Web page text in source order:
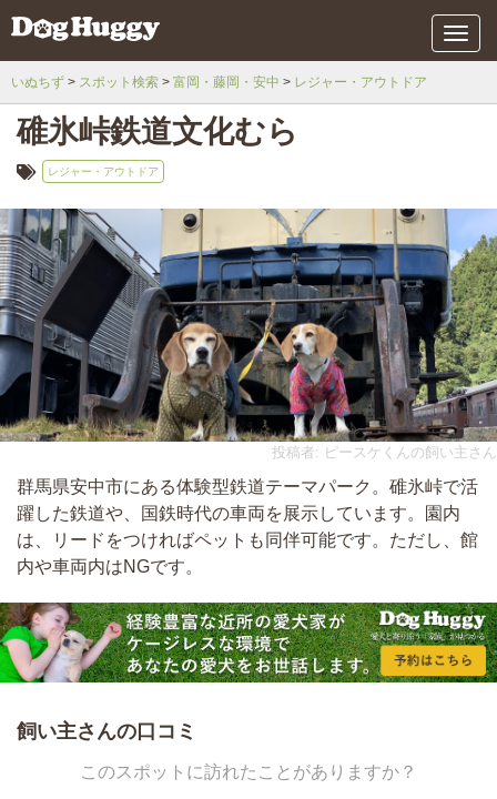
メ
ニ
いぬちず スポット検索 富岡・藤岡・安中 レジャー・アウトドア
碓氷峠鉄道文化むら
レジャー・アウトドア
投稿者: ピースケくんの飼い主さん
群馬県安中市にある体験型鉄道テーマパーク。碓氷峠で活
躍した鉄道や、国鉄時代の車両を展示しています。園内
は、リードをつければペットも同伴可能です。ただし、館
内や車両内はNGです。
飼い主さんの口コミ
このスポットに訪れたことがありますか？